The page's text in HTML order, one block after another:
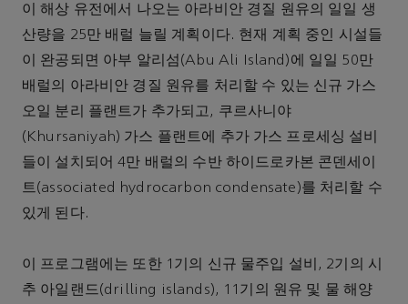
이 해상 유전에서 나오는 아라비안 경질 원유의 일일 생
산량을 25만 배럴 늘릴 계획이다. 현재 계획 중인 시설들
이 완공되면 아부 알리섬(Abu Ali Island)에 일일 50만
배럴의 아라비안 경질 원유를 처리할 수 있는 신규 가스
오일 분리 플랜트가 추가되고, 쿠르사니야
(Khursaniyah) 가스 플랜트에 추가 가스 프로세싱 설비
들이 설치되어 4만 배럴의 수반 하이드로카본 콘덴세이
트(associated hydrocarbon condensate)를 처리할 수
있게 된다.
이 프로그램에는 또한 1기의 신규 물주입 설비, 2기의 시
추 아일랜드(drilling islands), 11기의 원유 및 물 해양